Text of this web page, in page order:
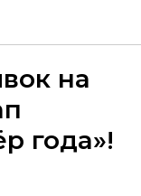
на
года»!